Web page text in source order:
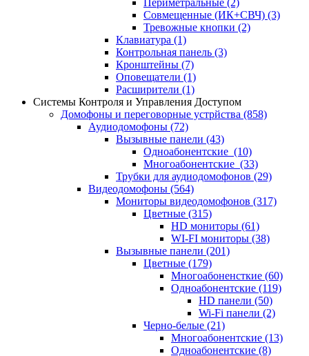
Периметральные (2)
Совмещенные (ИК+СВЧ) (3)
Тревожные кнопки (2)
Клавиатура (1)
Контрольная панель (3)
Кронштейны (7)
Оповещатели (1)
Расширители (1)
Системы Контроля и Управления Доступом
Домофоны и переговорные устрйства (858)
Аудиодомофоны (72)
Вызывные панели (43)
Одноабонентские (10)
Многоабонентские (33)
Трубки для аудиодомофонов (29)
Видеодомофоны (564)
Мониторы видеодомофонов (317)
Цветные (315)
HD мониторы (61)
WI-FI мониторы (38)
Вызывные панели (201)
Цветные (179)
Многоабоненсткие (60)
Одноабонентские (119)
HD панели (50)
Wi-Fi панели (2)
Черно-белые (21)
Многоабонентские (13)
Одноабонентские (8)